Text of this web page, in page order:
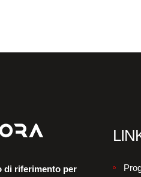
di riferimento per